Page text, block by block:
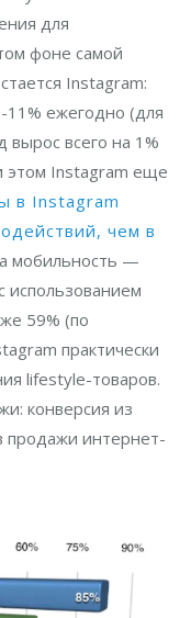
для
фоне самой
Instagram:
11% ежегодно (для
вырос всего на 1%
этом Instagram еще
в Instagram
чем в
мобильность —
использованием
59% (по
практически
lifestyle-товаров.
конверсия из
продажи интернет-